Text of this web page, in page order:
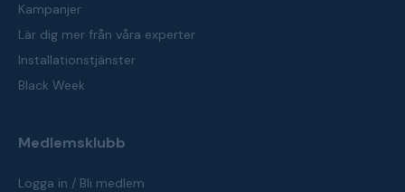
Kampanjer
Lär dig mer från våra experter
Installationstjänster
Black Week
Medlemsklubb
Logga in / Bli medlem